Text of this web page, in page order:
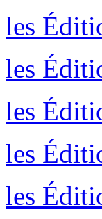
les
les
les
les
les